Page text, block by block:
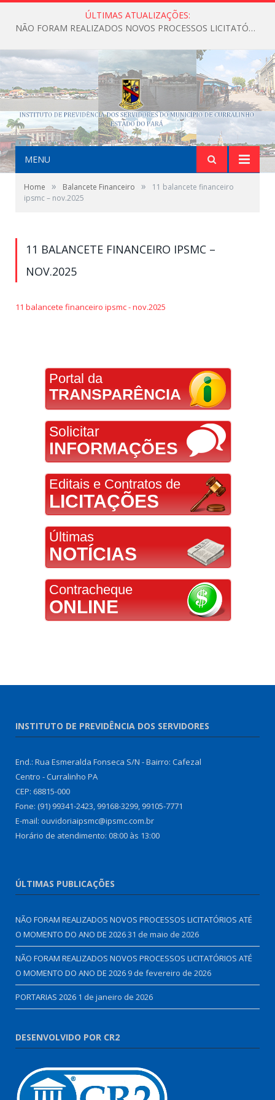
ÚLTIMAS ATUALIZAÇÕES:
NÃO FORAM REALIZADOS NOVOS PROCESSOS LICITATÓRIOS ATÉ O MOMENTO DO ANO DE 2026
MENU
Home » Balancete Financeiro »
11 balancete financeiro
ipsmc – nov.2025
11 BALANCETE FINANCEIRO IPSMC –
NOV.2025
11 balancete financeiro ipsmc - nov.2025
Portal da
TRANSPARÊNCIA
Solicitar
INFORMAÇÕES
Editais e Contratos de
LICITAÇÕES
Últimas
NOTÍCIAS
Contracheque
ONLINE
INSTITUTO DE PREVIDÊNCIA DOS SERVIDORES
End.: Rua Esmeralda Fonseca S/N - Bairro: Cafezal
Centro - Curralinho PA
CEP: 68815-000
Fone: (91) 99341-2423, 99168-3299, 99105-7771
E-mail: ouvidoriaipsmc@ipsmc.com.br
Horário de atendimento: 08:00 às 13:00
ÚLTIMAS PUBLICAÇÕES
NÃO FORAM REALIZADOS NOVOS PROCESSOS LICITATÓRIOS ATÉ
O MOMENTO DO ANO DE 202631 de maio de 2026
NÃO FORAM REALIZADOS NOVOS PROCESSOS LICITATÓRIOS ATÉ
O MOMENTO DO ANO DE 2026 9 de fevereiro de 2026
PORTARIAS 2026 1 de janeiro de 2026
DESENVOLVIDO POR CR2